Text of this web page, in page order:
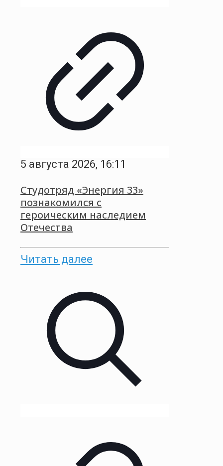
5 августа 2026, 16:11
Студотряд «Энергия 33»
познакомился с
героическим наследием
Отечества
Читать далее